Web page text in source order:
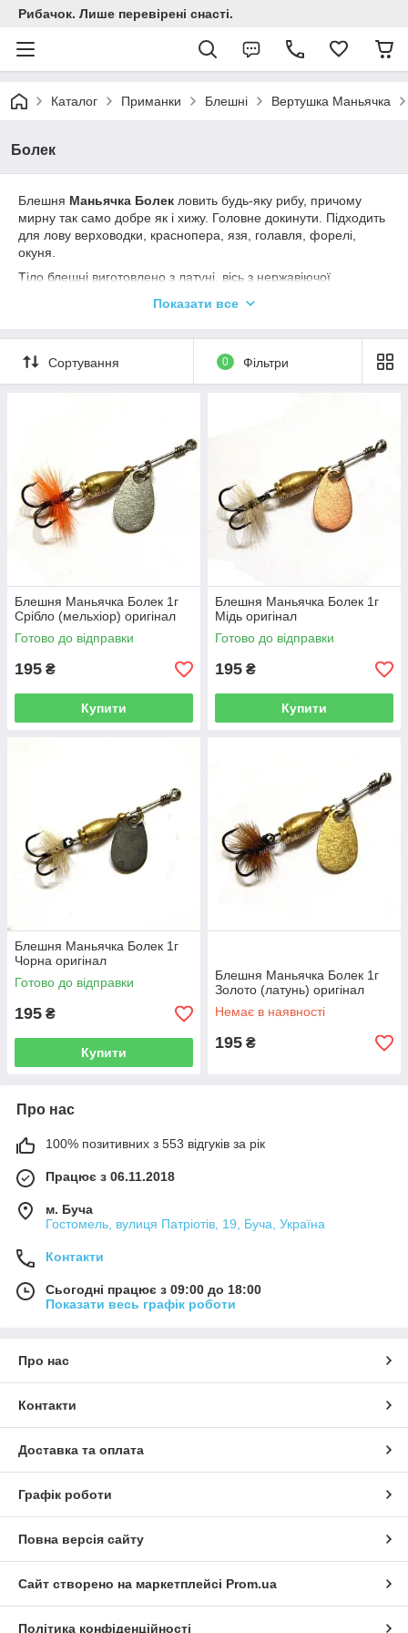
Рибачок. Лише перевірені снасті.
Каталог Приманки Блешні Вертушка Маньячка
Болек
Блешня Маньячка Болек ловить будь-яку рибу, причому
мирну так само добре як і хижу. Головне докинути. Підходить
для лову верховодки, краснопера, язя, голавля, форелі,
окуня.
Тіло блешні виготовлено з латуні, вісь з нержавіючої
Origin з мушкою. Клеймо майстра на тілі кожної блешні,
Увага: колір опушки може відрізнятися від партіі до партії.
Показати все
Сортування 0 Фільтри
Блешня Маньячка Болек 1г
Срібло (мельхіор) оригінал
Готово до відправки
195 ₴
Купити
Блешня Маньячка Болек 1г
Мідь оригінал
Готово до відправки
195 ₴
Купити
Блешня Маньячка Болек 1г
Чорна оригінал
Готово до відправки
195 ₴
Купити
Блешня Маньячка Болек 1г
Золото (латунь) оригінал
Немає в наявності
195 ₴
Про нас
100% позитивних з 553 відгуків за рік
Працює з 06.11.2018
м. Буча
Гостомель, вулиця Патріотів, 19, Буча, Україна
Контакти
Сьогодні працює з 09:00 до 18:00
Показати весь графік роботи
Про нас
Контакти
Доставка та оплата
Графік роботи
Повна версія сайту
Сайт створено на маркетплейсі Prom.ua
Політика конфіденційності